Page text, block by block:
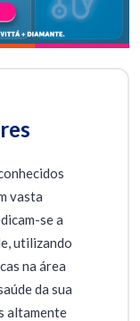
vasta
se a
utilizando
na área
da sua
altamente